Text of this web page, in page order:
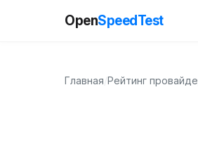
OpenSpeedTest
Главная Рейтинг